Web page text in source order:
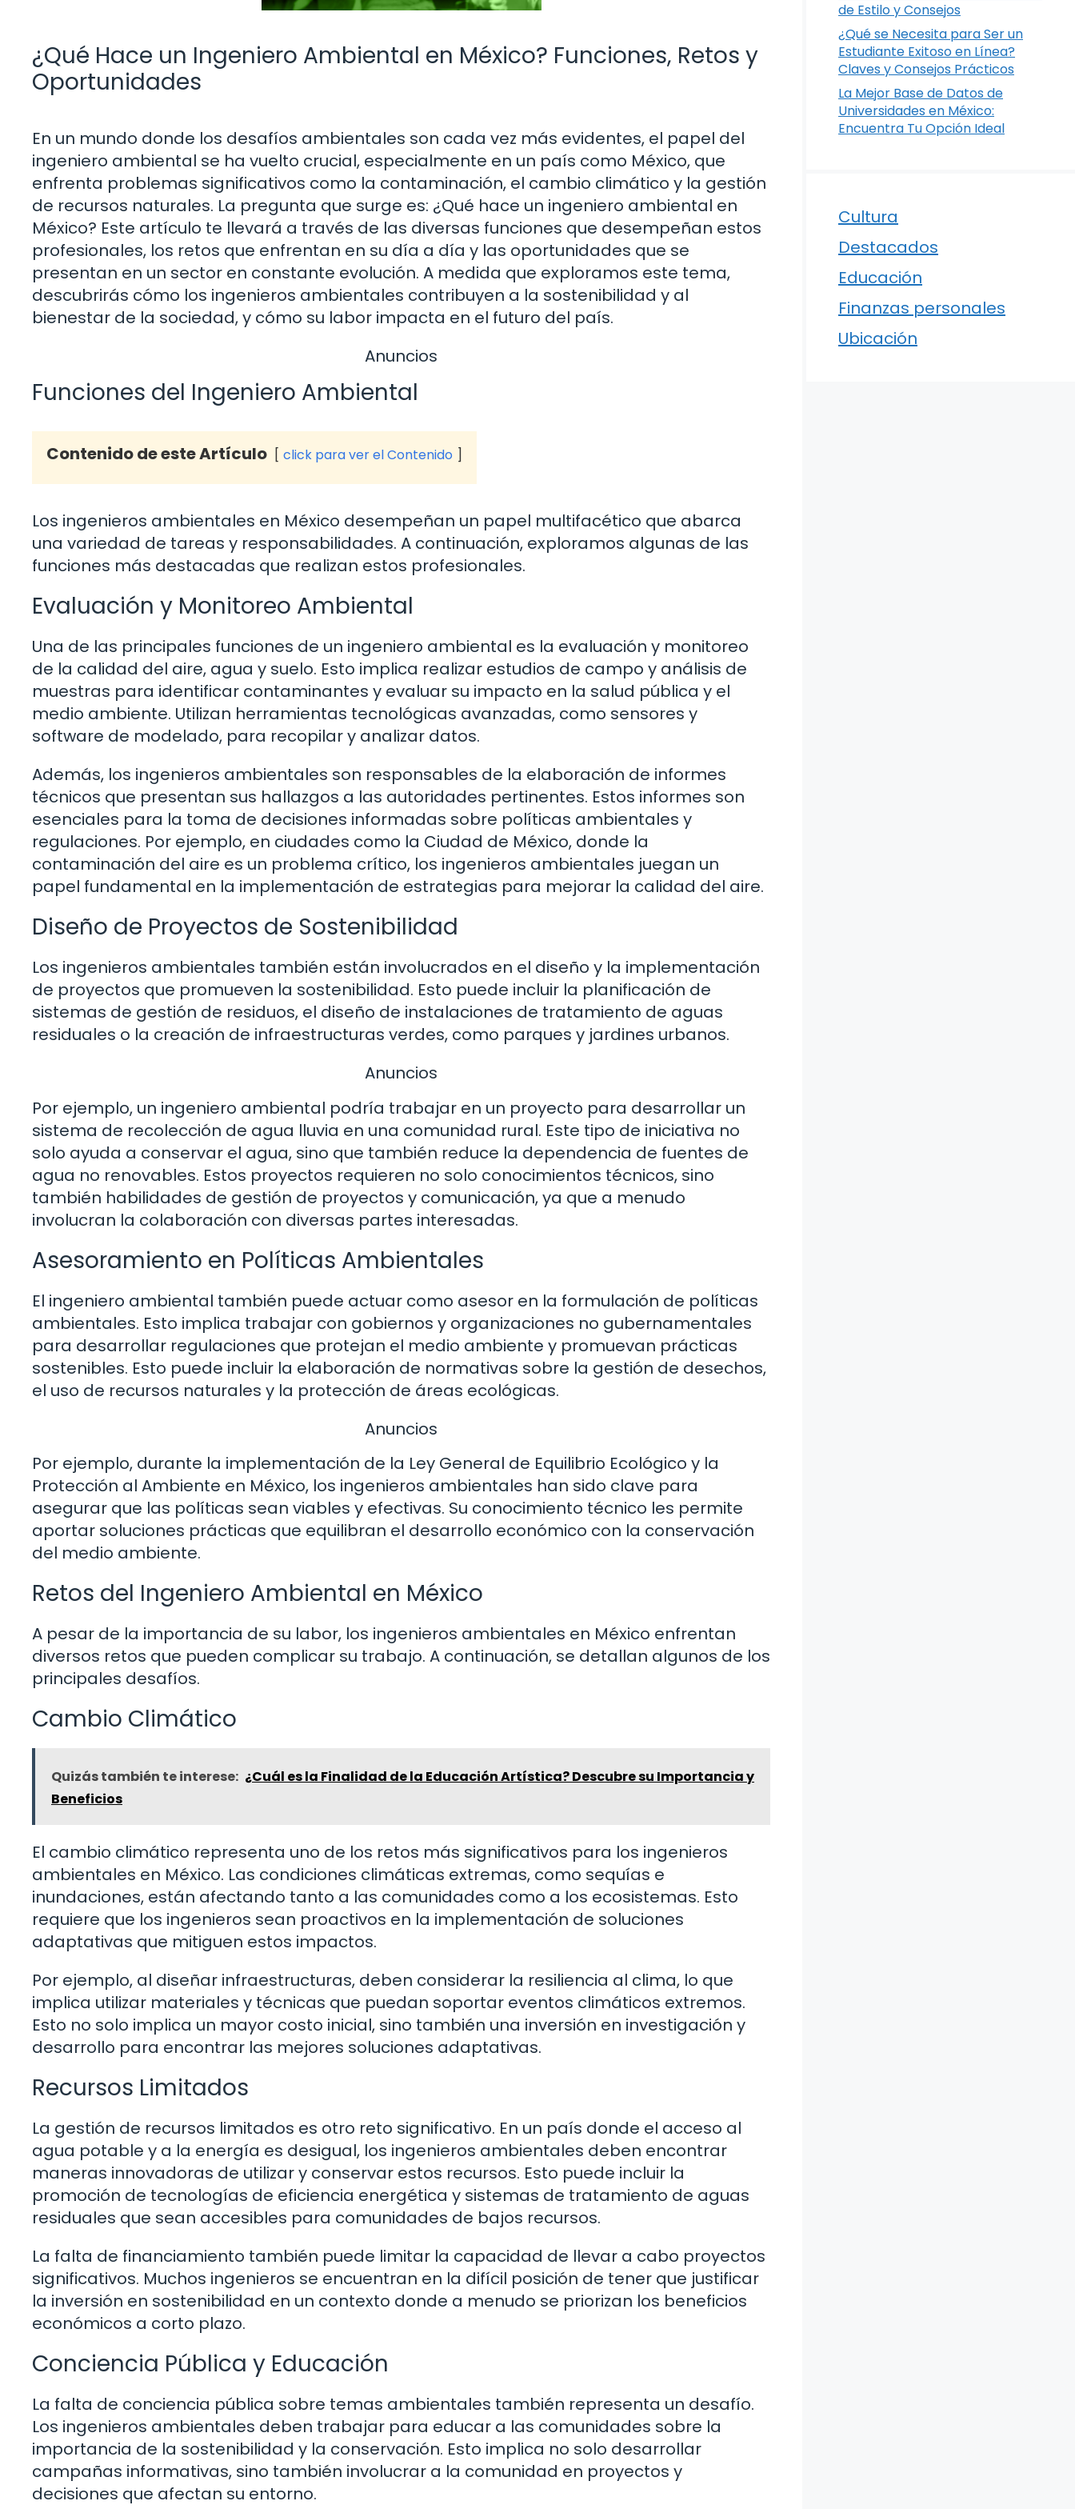
¿Qué Hace un Ingeniero Ambiental en México? Funciones, Retos y
Oportunidades
En un mundo donde los desafíos ambientales son cada vez más evidentes, el papel del
ingeniero ambiental se ha vuelto crucial, especialmente en un país como México, que
enfrenta problemas significativos como la contaminación, el cambio climático y la gestión
de recursos naturales. La pregunta que surge es: ¿Qué hace un ingeniero ambiental en
México? Este artículo te llevará a través de las diversas funciones que desempeñan estos
profesionales, los retos que enfrentan en su día a día y las oportunidades que se
presentan en un sector en constante evolución. A medida que exploramos este tema,
descubrirás cómo los ingenieros ambientales contribuyen a la sostenibilidad y al
bienestar de la sociedad, y cómo su labor impacta en el futuro del país.
Anuncios
Funciones del Ingeniero Ambiental
Contenido de este Artículo click para ver el Contenido
Los ingenieros ambientales en México desempeñan un papel multifacético que abarca
una variedad de tareas y responsabilidades. A continuación, exploramos algunas de las
funciones más destacadas que realizan estos profesionales.
Evaluación y Monitoreo Ambiental
Una de las principales funciones de un ingeniero ambiental es la evaluación y monitoreo
de la calidad del aire, agua y suelo. Esto implica realizar estudios de campo y análisis de
muestras para identificar contaminantes y evaluar su impacto en la salud pública y el
medio ambiente. Utilizan herramientas tecnológicas avanzadas, como sensores y
software de modelado, para recopilar y analizar datos.
Además, los ingenieros ambientales son responsables de la elaboración de informes
técnicos que presentan sus hallazgos a las autoridades pertinentes. Estos informes son
esenciales para la toma de decisiones informadas sobre políticas ambientales y
regulaciones. Por ejemplo, en ciudades como la Ciudad de México, donde la
contaminación del aire es un problema crítico, los ingenieros ambientales juegan un
papel fundamental en la implementación de estrategias para mejorar la calidad del aire.
Diseño de Proyectos de Sostenibilidad
Los ingenieros ambientales también están involucrados en el diseño y la implementación
de proyectos que promueven la sostenibilidad. Esto puede incluir la planificación de
sistemas de gestión de residuos, el diseño de instalaciones de tratamiento de aguas
residuales o la creación de infraestructuras verdes, como parques y jardines urbanos.
Anuncios
Por ejemplo, un ingeniero ambiental podría trabajar en un proyecto para desarrollar un
sistema de recolección de agua lluvia en una comunidad rural. Este tipo de iniciativa no
solo ayuda a conservar el agua, sino que también reduce la dependencia de fuentes de
agua no renovables. Estos proyectos requieren no solo conocimientos técnicos, sino
también habilidades de gestión de proyectos y comunicación, ya que a menudo
involucran la colaboración con diversas partes interesadas.
Asesoramiento en Políticas Ambientales
El ingeniero ambiental también puede actuar como asesor en la formulación de políticas
ambientales. Esto implica trabajar con gobiernos y organizaciones no gubernamentales
para desarrollar regulaciones que protejan el medio ambiente y promuevan prácticas
sostenibles. Esto puede incluir la elaboración de normativas sobre la gestión de desechos,
el uso de recursos naturales y la protección de áreas ecológicas.
Anuncios
Por ejemplo, durante la implementación de la Ley General de Equilibrio Ecológico y la
Protección al Ambiente en México, los ingenieros ambientales han sido clave para
asegurar que las políticas sean viables y efectivas. Su conocimiento técnico les permite
aportar soluciones prácticas que equilibran el desarrollo económico con la conservación
del medio ambiente.
Retos del Ingeniero Ambiental en México
A pesar de la importancia de su labor, los ingenieros ambientales en México enfrentan
diversos retos que pueden complicar su trabajo. A continuación, se detallan algunos de los
principales desafíos.
Cambio Climático
Quizás también te interese: ¿Cuál es la Finalidad de la Educación Artística? Descubre su Importancia y
Beneficios
El cambio climático representa uno de los retos más significativos para los ingenieros
ambientales en México. Las condiciones climáticas extremas, como sequías e
inundaciones, están afectando tanto a las comunidades como a los ecosistemas. Esto
requiere que los ingenieros sean proactivos en la implementación de soluciones
adaptativas que mitiguen estos impactos.
Por ejemplo, al diseñar infraestructuras, deben considerar la resiliencia al clima, lo que
implica utilizar materiales y técnicas que puedan soportar eventos climáticos extremos.
Esto no solo implica un mayor costo inicial, sino también una inversión en investigación y
desarrollo para encontrar las mejores soluciones adaptativas.
Recursos Limitados
La gestión de recursos limitados es otro reto significativo. En un país donde el acceso al
agua potable y a la energía es desigual, los ingenieros ambientales deben encontrar
maneras innovadoras de utilizar y conservar estos recursos. Esto puede incluir la
promoción de tecnologías de eficiencia energética y sistemas de tratamiento de aguas
residuales que sean accesibles para comunidades de bajos recursos.
La falta de financiamiento también puede limitar la capacidad de llevar a cabo proyectos
significativos. Muchos ingenieros se encuentran en la difícil posición de tener que justificar
la inversión en sostenibilidad en un contexto donde a menudo se priorizan los beneficios
económicos a corto plazo.
Conciencia Pública y Educación
La falta de conciencia pública sobre temas ambientales también representa un desafío.
Los ingenieros ambientales deben trabajar para educar a las comunidades sobre la
importancia de la sostenibilidad y la conservación. Esto implica no solo desarrollar
campañas informativas, sino también involucrar a la comunidad en proyectos y
decisiones que afectan su entorno.
de Estilo y Consejos
¿Qué se Necesita para Ser un
Estudiante Exitoso en Línea?
Claves y Consejos Prácticos
La Mejor Base de Datos de
Universidades en México:
Encuentra Tu Opción Ideal
Cultura
Destacados
Educación
Finanzas personales
Ubicación